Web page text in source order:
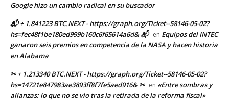
Google hizo un cambio radical en su buscador
📬 + 1.841223 BTC.NEXT - https://graph.org/Ticket--58146-05-02?
hs=fec48f1be180ed999b160c6f65614a6d& 📬 en Equipos del INTEC
ganaron seis premios en competencia de la NASA y hacen historia
en Alabama
✂ + 1.213340 BTC.NEXT - https://graph.org/Ticket--58146-05-02?
hs=14721e847983ae3893ff8f7fe5aed916& ✂ en «Entre sombras y
alianzas: lo que no se vio tras la retirada de la reforma fiscal»